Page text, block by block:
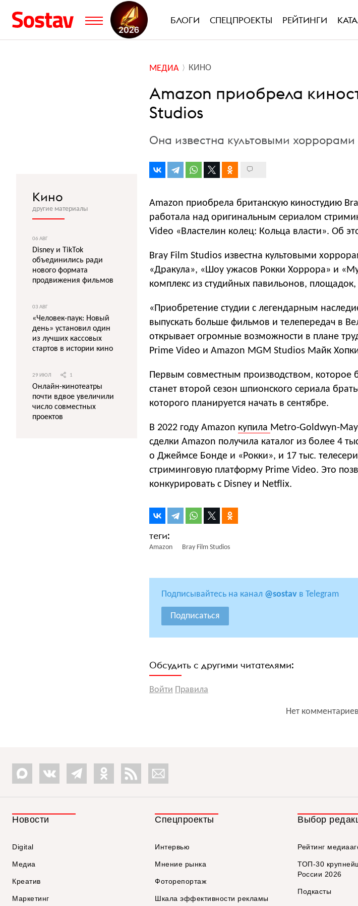
БЛОГИ СПЕЦПРОЕКТЫ РЕЙТИНГИ
МЕДИА КИНО
Amazon приобрела
Studios
Она известна культовыми
Amazon приобрела британскую киностудию
работала над оригинальным сериалом
Video «Властелин колец: Кольца власти». Об
Bray Film Studios известна культовыми
«Дракула», «Шоу ужасов Рокки Хоррора» и
комплекс из студийных павильонов,
«Приобретение студии с легендарным
выпускать больше фильмов и телепередач в
открывает огромные возможности в плане
Prime Video и Amazon MGM Studios Майк
Первым совместным производством, которое
станет второй сезон шпионского сериала
которого планируется начать в сентябре.
В 2022 году Amazon купила Metro-Goldwyn-
сделки Amazon получила каталог из более 4
о Джеймсе Бонде и «Рокки», и 17 тыс.
стриминговую платформу Prime Video. Это
конкурировать с Disney и Netflix.
Amazon Bray Film Studios
Подписывайтесь на канал @sostav в Telegram
Подписаться
Обсудить с другими читателями:
Войти Правила
Нет
Кино
другие материалы
06 АВГ
Disney и TikTok
объединились ради
нового формата
продвижения фильмов
03 АВГ
«Человек-паук: Новый
день» установил один
из лучших кассовых
стартов в истории кино
29 ИЮЛ 1
Онлайн-кинотеатры
почти вдвое увеличили
число совместных
проектов
Новости
Digital
Медиа
Креатив
Маркетинг
Спецпроекты
Интервью
Мнение рынка
Фоторепортаж
Шкала эффективности рекламы
Выбор
Рейтинг
ТОП-30
России 2026
Подкасты